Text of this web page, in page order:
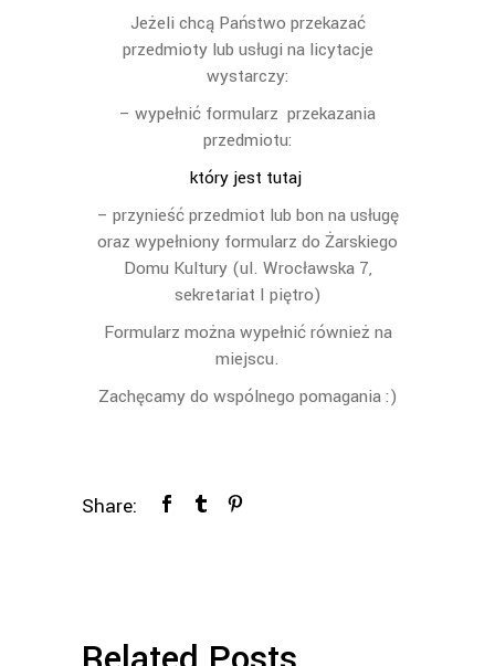
Jeżeli chcą Państwo przekazać
przedmioty lub usługi na licytacje
wystarczy:
– wypełnić formularz przekazania
przedmiotu:
który jest tutaj
– przynieść przedmiot lub bon na usługę
oraz wypełniony formularz do Żarskiego
Domu Kultury (ul. Wrocławska 7,
sekretariat I piętro)
Formularz można wypełnić również na
miejscu.
Zachęcamy do wspólnego pomagania :)
Share: